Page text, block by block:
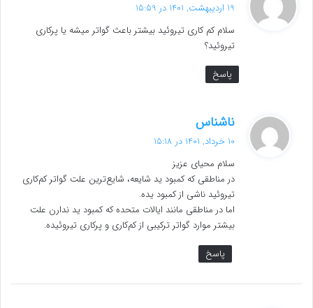
ت
:
19 اردیبهشت, 1401 در 15:59
سلام کم کاری تیروئید بیشتر باعث گواتر میشه یا پرکاری
تیروئید؟
پاسخ
ناشناس
ف
:
10 خرداد, 1401 در 15:18
سلام محیای عزیز
در مناطقی که کمبود ید شایعه، شایع‌ترین علت گواتر کم‌کاری
تیروئید ناشی از کمبود یده.
اما در مناطقی مانند ایالات متحده که کمبود ید ندارن علت
بیشتر موارد گواتر ترکیبی از کم‌کاری و پرکاری تیروئیده.
پاسخ